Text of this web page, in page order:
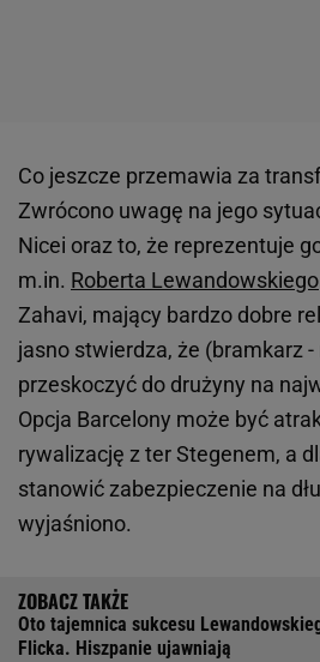
Co jeszcze przemawia za
Zwrócono uwagę na jego
Nicei oraz to, że reprezentuje
m.in. Roberta Lewandowskiego
Zahavi, mający bardzo dobre
jasno stwierdza, że (bramkarz -
przeskoczyć do drużyny na
Opcja Barcelony może być
rywalizację z ter Stegenem, a
stanowić zabezpieczenie na
wyjaśniono.
Oto tajemnica sukcesu
Flicka. Hiszpanie ujawniają